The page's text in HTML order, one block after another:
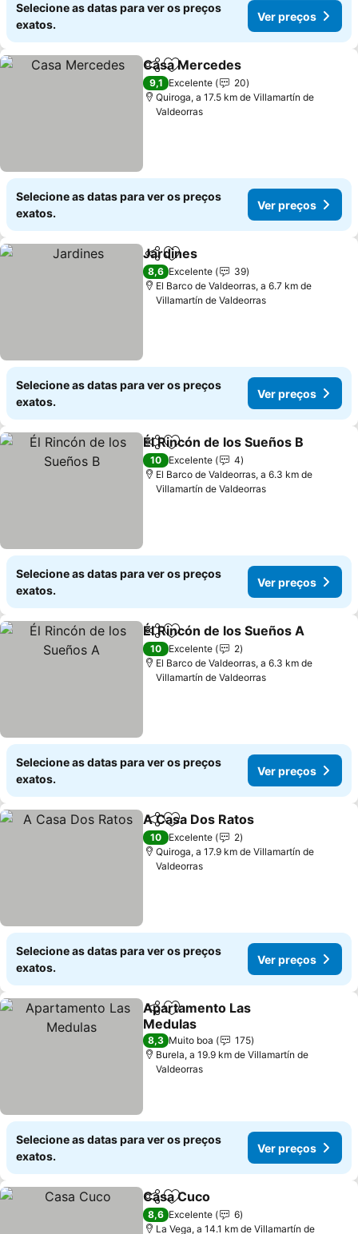
Selecione as datas para ver os preços
exatos.
Ver preços
PartilharAdicionar aos favoritos
Casa Mercedes
9,1 Excelente
20
Quiroga, a 17.5 km de Villamartín de
Valdeorras
Selecione as datas para ver os preços
exatos.
Ver preços
PartilharAdicionar aos favoritos
Jardines
8,6 Excelente
39
El Barco de Valdeorras, a 6.7 km de
Villamartín de Valdeorras
Selecione as datas para ver os preços
exatos.
Ver preços
PartilharAdicionar aos favoritos
Él Rincón de los Sueños B
10 Excelente
4
El Barco de Valdeorras, a 6.3 km de
Villamartín de Valdeorras
Selecione as datas para ver os preços
exatos.
Ver preços
PartilharAdicionar aos favoritos
Él Rincón de los Sueños A
10 Excelente
2
El Barco de Valdeorras, a 6.3 km de
Villamartín de Valdeorras
Selecione as datas para ver os preços
exatos.
Ver preços
PartilharAdicionar aos favoritos
A Casa Dos Ratos
10 Excelente
2
Quiroga, a 17.9 km de Villamartín de
Valdeorras
Selecione as datas para ver os preços
exatos.
Ver preços
PartilharAdicionar aos favoritos
Apartamento Las
Medulas
8,3 Muito boa
175
Burela, a 19.9 km de Villamartín de
Valdeorras
Selecione as datas para ver os preços
exatos.
Ver preços
PartilharAdicionar aos favoritos
Casa Cuco
8,6 Excelente
6
La Vega, a 14.1 km de Villamartín de